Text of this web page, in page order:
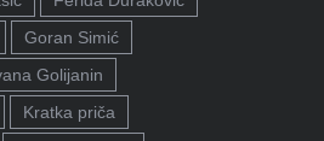
Goran Simić
Golijanin
Kratka priča